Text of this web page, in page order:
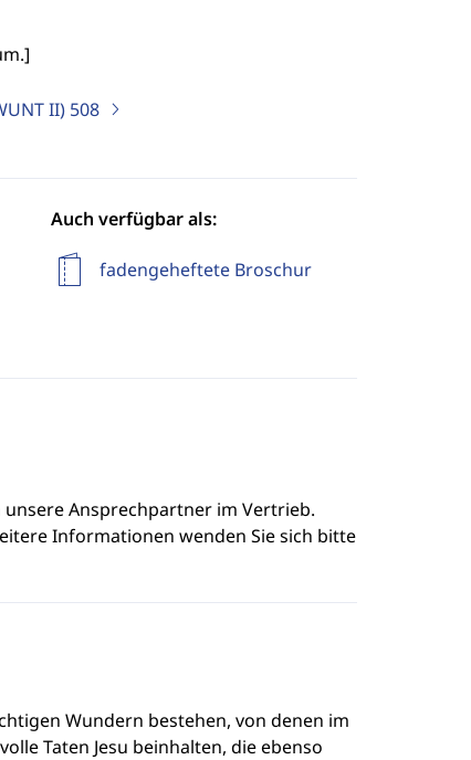
]
II) 508
Auch verfügbar als:
fadengeheftete Broschur
Ansprechpartner im Vertrieb.
Informationen wenden Sie sich bitte
Wundern bestehen, von denen im
Taten Jesu beinhalten, die ebenso